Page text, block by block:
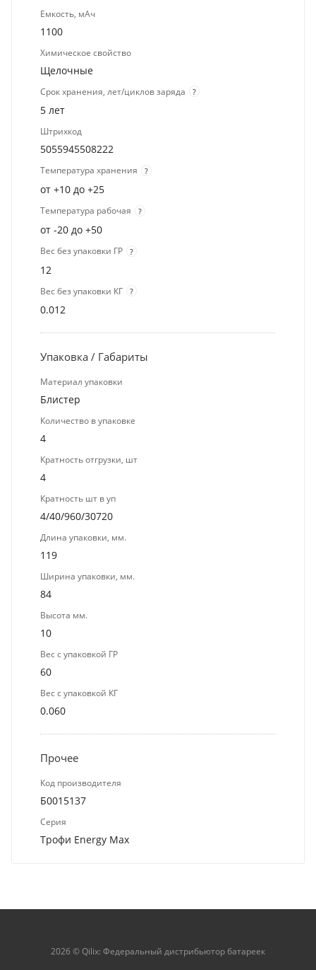
Емкость, мАч
1100
Химическое свойство
Щелочные
Срок хранения, лет/циклов заряда ?
5 лет
Штрихкод
5055945508222
Температура хранения ?
от +10 до +25
Температура рабочая ?
от -20 до +50
Вес без упаковки ГР ?
12
Вес без упаковки КГ ?
0.012
Упаковка / Габариты
Материал упаковки
Блистер
Количество в упаковке
4
Кратность отгрузки, шт
4
Кратность шт в уп
4/40/960/30720
Длина упаковки, мм.
119
Ширина упаковки, мм.
84
Высота мм.
10
Вес с упаковкой ГР
60
Вес с упаковкой КГ
0.060
Прочее
Код производителя
Б0015137
Серия
Трофи Energy Max
2026 © Qilix: Федеральный дистрибьютор батареек